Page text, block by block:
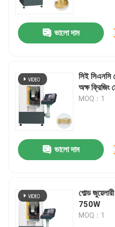
ভিআর শো
আমাদের সম্পর্কে
মান নিয়ন্ত্রণ
আমাদের সাথে যোগাযোগ করুন
খবর
মামলা
ব্লগ
ভালো দাম
সিই সিএনসি
অক্ষ ফ্রিজিং
MOQ：1
ভালো দাম
গোল্ড
750W
MOQ：1